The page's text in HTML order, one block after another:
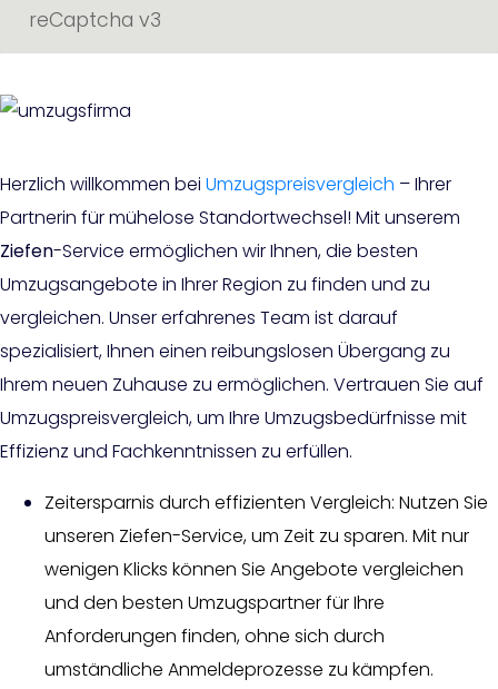
reCaptcha v3
Herzlich willkommen bei Umzugspreisvergleich – Ihrer
Partnerin für mühelose Standortwechsel! Mit unserem
Ziefen-Service ermöglichen wir Ihnen, die besten
Umzugsangebote in Ihrer Region zu finden und zu
vergleichen. Unser erfahrenes Team ist darauf
spezialisiert, Ihnen einen reibungslosen Übergang zu
Ihrem neuen Zuhause zu ermöglichen. Vertrauen Sie auf
Umzugspreisvergleich, um Ihre Umzugsbedürfnisse mit
Effizienz und Fachkenntnissen zu erfüllen.
Zeitersparnis durch effizienten Vergleich: Nutzen Sie
unseren Ziefen-Service, um Zeit zu sparen. Mit nur
wenigen Klicks können Sie Angebote vergleichen
und den besten Umzugspartner für Ihre
Anforderungen finden, ohne sich durch
umständliche Anmeldeprozesse zu kämpfen.